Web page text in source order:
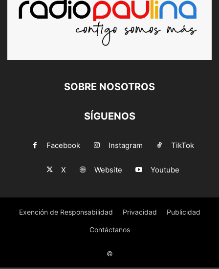
SOBRE NOSOTROS
SÍGUENOS
Facebook Instagram TikTok
X Website Youtube
Exención de Responsabilidad Privacidad Publicidad
Contáctanos
©